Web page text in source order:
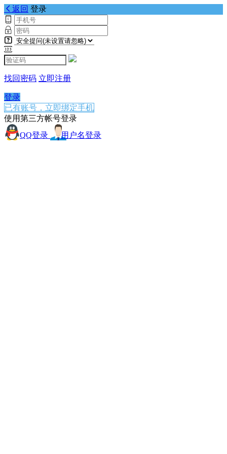
返回 登录
找回密码 立即注册
登录
已有账号，立即绑定手机
使用第三方帐号登录
QQ登录
用户名登录